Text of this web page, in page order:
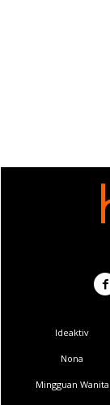
Ideaktiv
Nona
Mingguan Wanita